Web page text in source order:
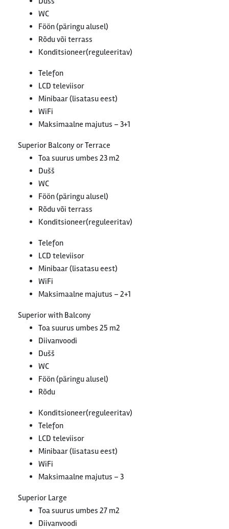
WC
Föön (päringu alusel)
Rõdu või terrass
Konditsioneer(reguleeritav)
Telefon
LCD televiisor
Minibaar (lisatasu eest)
WiFi
Maksimaalne majutus – 3+1
Superior Balcony or Terrace
Toa suurus umbes 23 m2
Dušš
WC
Föön (päringu alusel)
Rõdu või terrass
Konditsioneer(reguleeritav)
Telefon
LCD televiisor
Minibaar (lisatasu eest)
WiFi
Maksimaalne majutus – 2+1
Superior with Balcony
Toa suurus umbes 25 m2
Diivanvoodi
Dušš
WC
Föön (päringu alusel)
Rõdu
Konditsioneer(reguleeritav)
Telefon
LCD televiisor
Minibaar (lisatasu eest)
WiFi
Maksimaalne majutus – 3
Superior Large
Toa suurus umbes 27 m2
Diivanvoodi